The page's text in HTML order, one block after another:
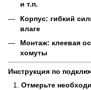
и т.п.
Корпус: гибкий
влаге
Монтаж: клеевая
хомуты
Инструкция по
Отмерьте